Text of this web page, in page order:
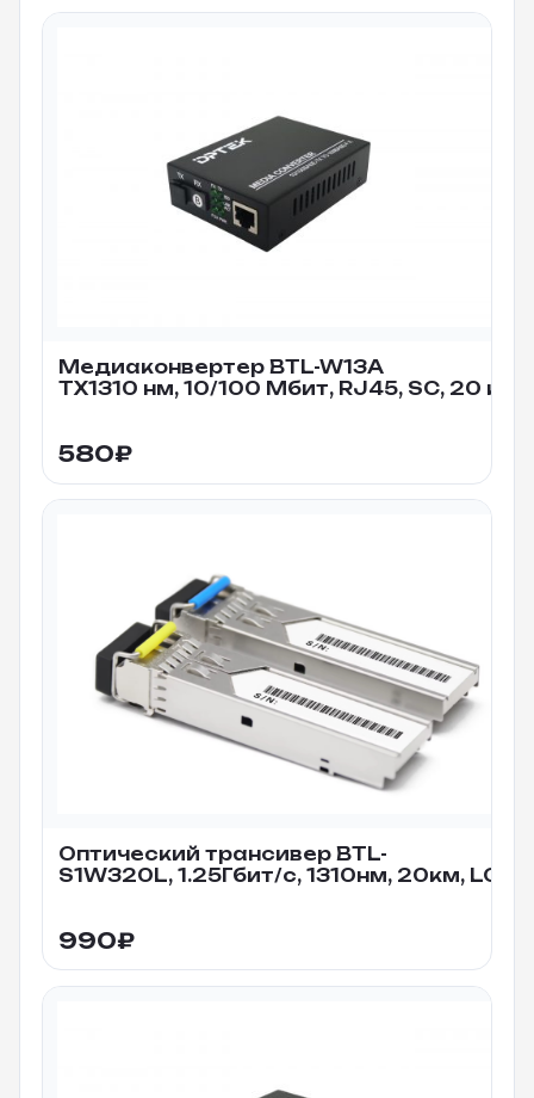
Медиаконвертер BTL-W13A
TX1310 нм, 10/100 Мбит, RJ45, SC, 20 км
580₽
Оптический трансивер BTL-
S1W320L, 1.25Гбит/c, 1310нм, 20км, LC
990₽